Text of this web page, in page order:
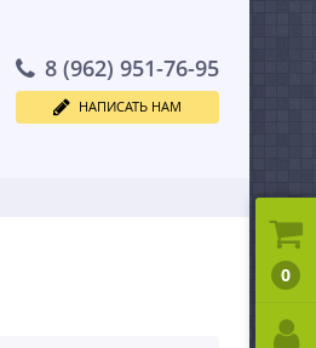
8 (962) 951-76-95
НАПИСАТЬ НАМ
0